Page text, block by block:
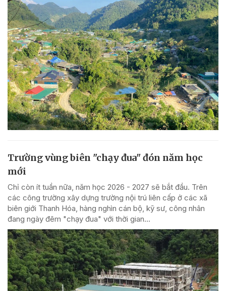
Trường vùng biên "chạy đua" đón năm học
mới
Chỉ còn ít tuần nữa, năm học 2026 - 2027 sẽ bắt đầu. Trên
các công trường xây dựng trường nội trú liên cấp ở các xã
biên giới Thanh Hóa, hàng nghìn cán bộ, kỹ sư, công nhân
đang ngày đêm "chạy đua" với thời gian...